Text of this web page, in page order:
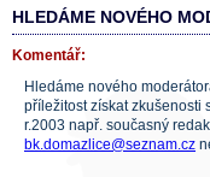
HLEDÁME NOVÉHO
Komentář:
Hledáme nového
příležitost získat zkušenosti
r.2003 např. současný
bk.domazlice@seznam.cz